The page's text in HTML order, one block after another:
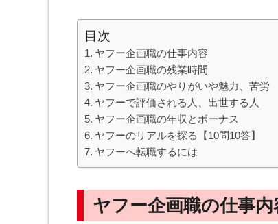
目次
ヤフー企画職の仕事内容
ヤフー企画職の残業時間
ヤフー企画職のやりがいや魅力、苦労
ヤフーで評価される人、出世する人
ヤフー企画職の年収とボーナス
ヤフーのリアルを探る【10問10答】
ヤフーへ転職するには
ヤフー企画職の仕事内